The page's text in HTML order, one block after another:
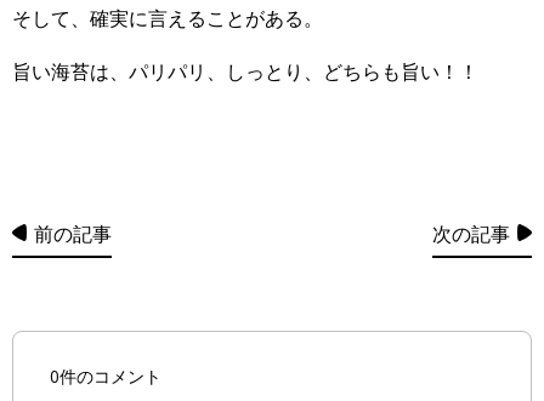
そして、確実に言えることがある。
旨い海苔は、パリパリ、しっとり、どちらも旨い！！
前の記事 次の記事
0件のコメント